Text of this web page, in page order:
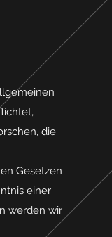
die
Gesetzen
einer
werden wir